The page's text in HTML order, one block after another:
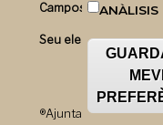
Campos un bon pla
Seu electrònica
®Ajuntament de
ANÀLISIS